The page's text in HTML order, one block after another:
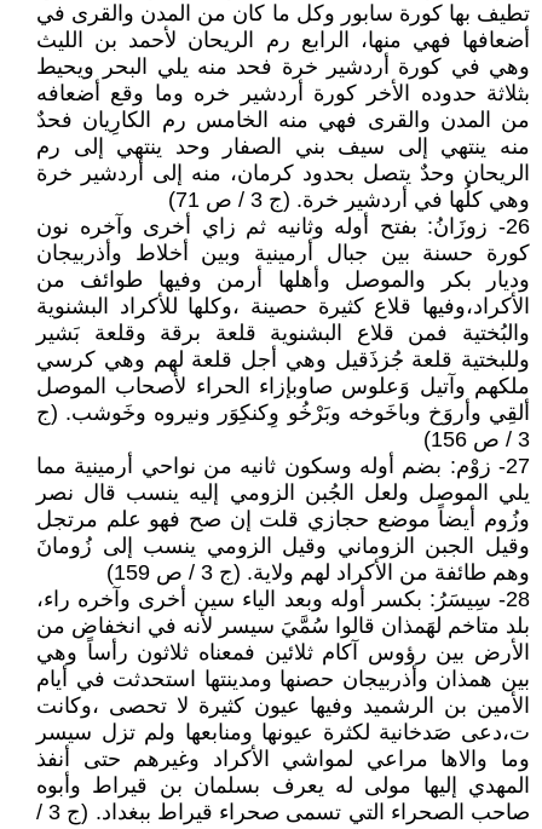
تطيف بها كورة سابور وكل ما كان من المدن والقرى في
أضعافها فهي منها، الرابع رم الريحان لأحمد بن الليث
وهي في كورة أردشير خرة فحد منه يلي البحر ويحيط
بثلاثة حدوده الأخر كورة أردشير خره وما وقع أضعافه
من المدن والقرى فهي منه الخامس رم الكارِيان فحدٌ
منه ينتهي إلى سيف بني الصفار وحد ينتهي إلى رم
الريحان وحدٌ يتصل بحدود كرمان، منه إلى أردشير خرة
وهي كلُها في أردشير خرة. (ج 3 / ص 71)
26- زوزَانُ: بفتح أوله وثانيه ثم زاي أخرى وآخره نون
كورة حسنة بين جبال أرمينية وبين أخلاط وأذربيجان
وديار بكر والموصل وأهلها أرمن وفيها طوائف من
الأكراد،وفيها قلاع كثيرة حصينة ،وكلها للأكراد البشنوية
والبُختية فمن قلاع البشنوية قلعة برقة وقلعة بَشير
وللبختية قلعة جُزذَقيل وهي أجل قلعة لهم وهي كرسي
ملكهم وآتيل وَعلوس صاوبإزاء الحراء لأصحاب الموصل
ألقِي وأروَخ وباخَوخه وبَرْخُو وِكنكِوَر ونيروه وخَوشب. (ج
3 / ص 156)
27- زوْم: بضم أوله وسكون ثانيه من نواحي أرمينية مما
يلي الموصل ولعل الجُبن الزومي إليه ينسب قال نصر
وزُوم أيضاً موضع حجازي قلت إن صح فهو علم مرتجل
وقيل الجبن الزوماني وقيل الزومي ينسب إلى زُومانَ
وهم طائفة من الأكراد لهم ولاية. (ج 3 / ص 159)
28- سِيسَرُ: بكسر أوله وبعد الياء سين أخرى وآخره راء،
بلد متاخم لهَمذان قالوا سُمَّيَ سيسر لأنه في انخفاض من
الأرض بين رؤوس آكام ثلائين فمعناه ثلاثون رأساً وهي
بين همذان وأذربيجان حصنها ومدينتها استحدثت في أيام
الأمين بن الرشميد وفيها عيون كثيرة لا تحصى ،وكانت
ت،دعى صَدخانية لكثرة عيونها ومنابعها ولم تزل سيسر
وما والاها مراعي لمواشي الأكراد وغيرهم حتى أنفذ
المهدي إليها مولى له يعرف بسلمان بن قيراط وأبوه
صاحب الصحراء التي تسمى صحراء قيراط ببغداد. (ج 3 /